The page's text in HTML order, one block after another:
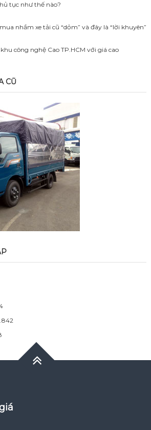
tục như thế nào?
nhầm xe tải cũ “dỏm” và đây là “lời khuyên”
công nghệ Cao TP.HCM với giá cao
CŨ